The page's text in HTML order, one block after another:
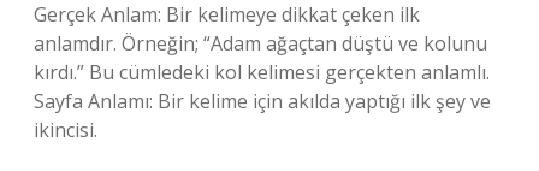
Gerçek Anlam: Bir kelimeye dikkat çeken ilk
anlamdır. Örneğin; “Adam ağaçtan düştü ve kolunu
kırdı.” Bu cümledeki kol kelimesi gerçekten anlamlı.
Sayfa Anlamı: Bir kelime için akılda yaptığı ilk şey ve
ikincisi.